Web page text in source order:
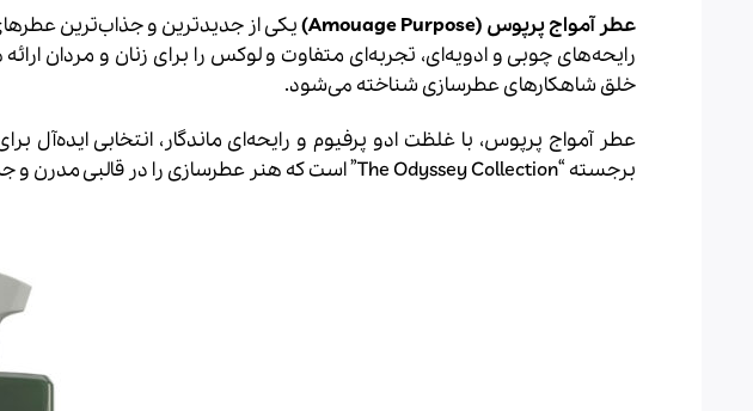
عطر آمواج پرپوس (Amouage Purpose) یکی از جدیدترین و جذاب‌ترین
رایحه‌های چوبی و ادویه‌ای، تجربه‌ای متفاوت و لوکس را برای زنان و
خلق شاهکارهای عطرسازی شناخته می‌شود.
عطر آمواج پرپوس، با غلظت ادو پرفیوم و رایحه‌ای ماندگار، انتخابی
برجسته “The Odyssey Collection” است که هنر عطرسازی را در قالبی مدرن و جذاب به نمایش می‌گذارد.